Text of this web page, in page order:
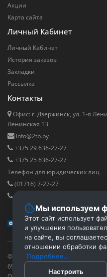
Акции
Карта сайта
Личный Кабинет
Личный Кабинет
История заказов
Закладки
Рассылка
Контакты
Офис: г. Дзержинск, ул. 1-я
Ленинская 13
info@2tb.by
+375 29 636-27-27
+375 25 636-27-27
Телефон для юридических лиц
(01716) 7-27-27
+375 29 811-88-00
© 2016 - 2026 2tb.by ™ ООО
691605264
Мы используем
Этот сайт использует
и улучшения
на сайте, вы
отношении обработки
Подробнее...
Настроить